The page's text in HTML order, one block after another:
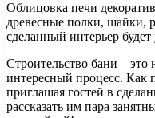
Облицовка печи
древесные полки, шайки,
сделанный интерьер
Строительство бани –
интересный процесс. Как
приглашая гостей в
рассказать им пара